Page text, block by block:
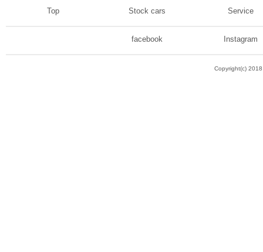
Top Stock cars Service
facebook Instagram
Copyright(c)